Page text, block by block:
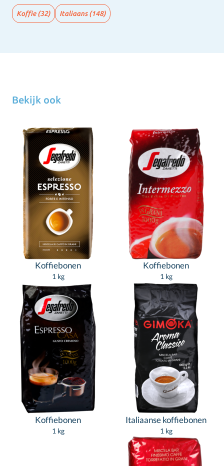
Koffie(32) Italiaans(148)
Bekijk ook
Koffiebonen
1 kg
Koffiebonen
1 kg
Koffiebonen
1 kg
Italiaanse koffiebonen
1 kg